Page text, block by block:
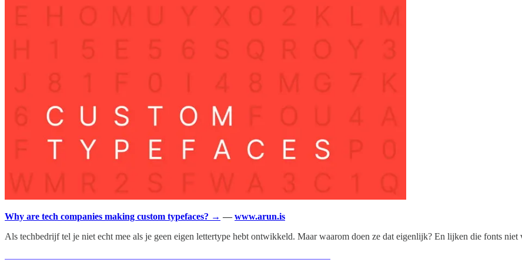
Why are tech companies making custom typefaces? → — www.arun.is
Als techbedrijf tel je niet echt mee als je geen eigen lettertype hebt ontwikkeld. Maar waarom doen ze dat eigenlijk? En lijken die fonts niet